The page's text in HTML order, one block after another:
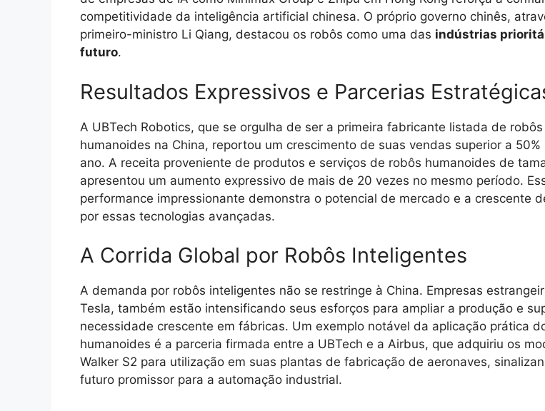
competitividade da inteligência artificial chinesa. O próprio governo chinês,
primeiro-ministro Li Qiang, destacou os robôs como uma das indústrias
futuro.
Resultados Expressivos e Parcerias
A UBTech Robotics, que se orgulha de ser a primeira fabricante listada de robôs
humanoides na China, reportou um crescimento de suas vendas superior a 50%
ano. A receita proveniente de produtos e serviços de robôs humanoides de
apresentou um aumento expressivo de mais de 20 vezes no mesmo período.
performance impressionante demonstra o potencial de mercado e a crescente
por essas tecnologias avançadas.
A Corrida Global por Robôs Inteligentes
A demanda por robôs inteligentes não se restringe à China. Empresas
Tesla, também estão intensificando seus esforços para ampliar a produção e
necessidade crescente em fábricas. Um exemplo notável da aplicação prática
humanoides é a parceria firmada entre a UBTech e a Airbus, que adquiriu os
Walker S2 para utilização em suas plantas de fabricação de aeronaves,
futuro promissor para a automação industrial.